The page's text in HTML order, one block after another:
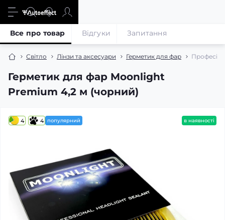
Світло Лінзи та аксесуари Герметик для фар
Герметик для фар Moonlight
Premium 4,2 м (чорний)
Все про товар Відгуки Запитання
4 4 популярний в наявності